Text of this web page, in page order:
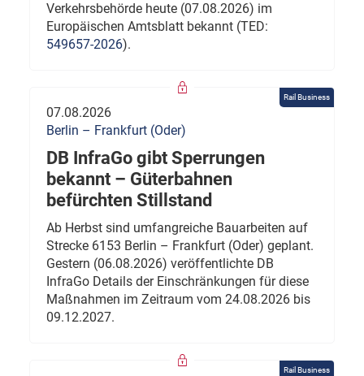
Verkehrsbehörde heute (07.08.2026) im
Europäischen Amtsblatt bekannt (TED:
549657-2026).
Rail Business
07.08.2026
Berlin – Frankfurt (Oder)
DB InfraGo gibt Sperrungen
bekannt – Güterbahnen
befürchten Stillstand
Ab Herbst sind umfangreiche Bauarbeiten auf
Strecke 6153 Berlin – Frankfurt (Oder) geplant.
Gestern (06.08.2026) veröffentlichte DB
InfraGo Details der Einschränkungen für diese
Maßnahmen im Zeitraum vom 24.08.2026 bis
09.12.2027.
Rail Business